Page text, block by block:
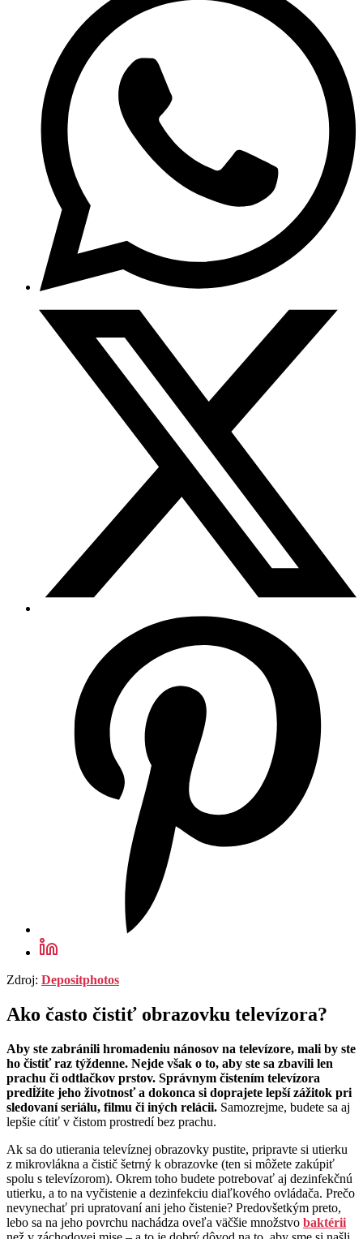
Zdroj: Depositphotos
Ako často čistiť obrazovku televízora?
Aby ste zabránili hromadeniu nánosov na televízore, mali by ste
ho čistiť raz týždenne. Nejde však o to, aby ste sa zbavili len
prachu či odtlačkov prstov. Správnym čistením televízora
predĺžite jeho životnosť a dokonca si doprajete lepší zážitok pri
sledovaní seriálu, filmu či iných relácii. Samozrejme, budete sa aj
lepšie cítiť v čistom prostredí bez prachu.
Ak sa do utierania televíznej obrazovky pustite, pripravte si utierku
z mikrovlákna a čistič šetrný k obrazovke (ten si môžete zakúpiť
spolu s televízorom). Okrem toho budete potrebovať aj dezinfekčnú
utierku, a to na vyčistenie a dezinfekciu diaľkového ovládača. Prečo
nevynechať pri upratovaní ani jeho čistenie? Predovšetkým preto,
lebo sa na jeho povrchu nachádza oveľa väčšie množstvo baktérii